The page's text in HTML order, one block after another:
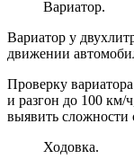
Вариатор.
Вариатор у
движении
Проверку
и разгон до 100 км/
выявить сложности
Ходовка.